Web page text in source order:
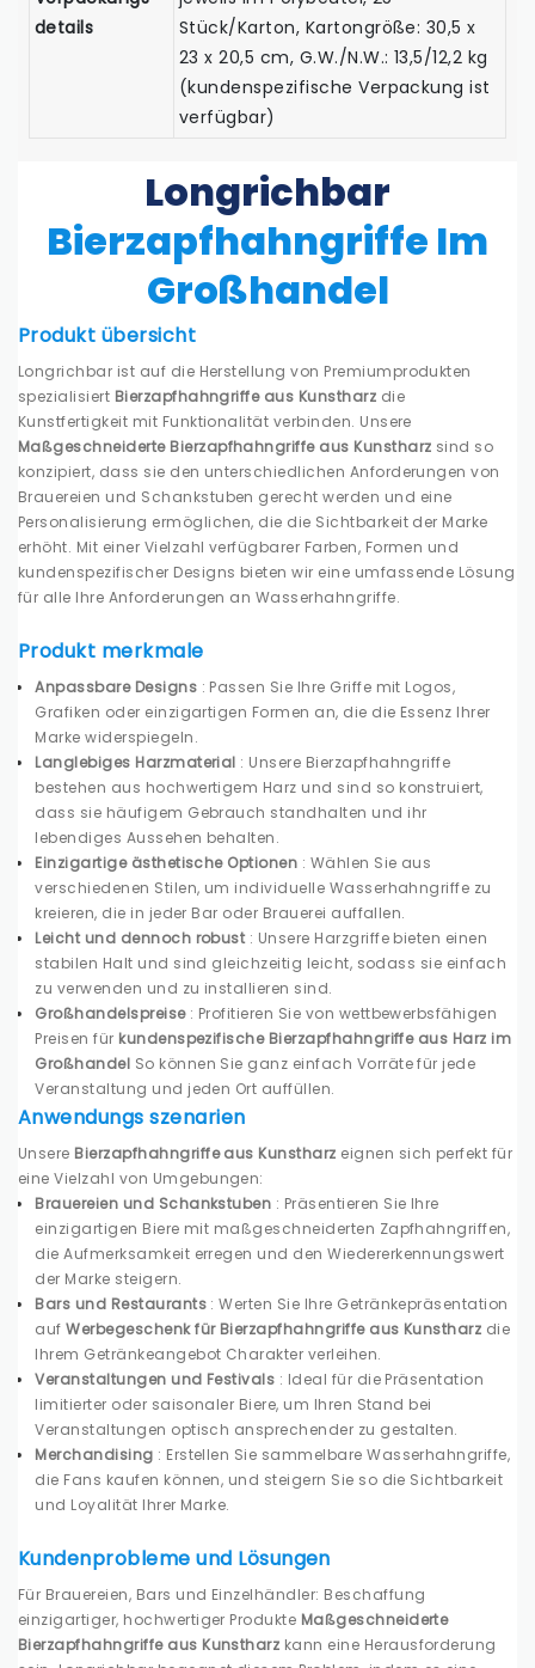
details
Stück/Karton, Kartongröße: 30,5 x
23 x 20,5 cm, G.W./N.W.: 13,5/12,2 kg
(kundenspezifische Verpackung ist
verfügbar)
Longrichbar
Bierzapfhahngriffe Im
Großhandel
Produkt übersicht
Longrichbar ist auf die Herstellung von Premiumprodukten
spezialisiert Bierzapfhahngriffe aus Kunstharz die
Kunstfertigkeit mit Funktionalität verbinden. Unsere
Maßgeschneiderte Bierzapfhahngriffe aus Kunstharz sind so
konzipiert, dass sie den unterschiedlichen Anforderungen von
Brauereien und Schankstuben gerecht werden und eine
Personalisierung ermöglichen, die die Sichtbarkeit der Marke
erhöht. Mit einer Vielzahl verfügbarer Farben, Formen und
kundenspezifischer Designs bieten wir eine umfassende Lösung
für alle Ihre Anforderungen an Wasserhahngriffe.
Produkt merkmale
Anpassbare Designs : Passen Sie Ihre Griffe mit Logos,
Grafiken oder einzigartigen Formen an, die die Essenz Ihrer
Marke widerspiegeln.
Langlebiges Harzmaterial : Unsere Bierzapfhahngriffe
bestehen aus hochwertigem Harz und sind so konstruiert,
dass sie häufigem Gebrauch standhalten und ihr
lebendiges Aussehen behalten.
Einzigartige ästhetische Optionen : Wählen Sie aus
verschiedenen Stilen, um individuelle Wasserhahngriffe zu
kreieren, die in jeder Bar oder Brauerei auffallen.
Leicht und dennoch robust : Unsere Harzgriffe bieten einen
stabilen Halt und sind gleichzeitig leicht, sodass sie einfach
zu verwenden und zu installieren sind.
Großhandelspreise : Profitieren Sie von wettbewerbsfähigen
Preisen für kundenspezifische Bierzapfhahngriffe aus Harz im
Großhandel So können Sie ganz einfach Vorräte für jede
Veranstaltung und jeden Ort auffüllen.
Anwendungs szenarien
Unsere Bierzapfhahngriffe aus Kunstharz eignen sich perfekt für
eine Vielzahl von Umgebungen:
Brauereien und Schankstuben : Präsentieren Sie Ihre
einzigartigen Biere mit maßgeschneiderten Zapfhahngriffen,
die Aufmerksamkeit erregen und den Wiedererkennungswert
der Marke steigern.
Bars und Restaurants : Werten Sie Ihre Getränkepräsentation
aufWerbegeschenk für Bierzapfhahngriffe aus Kunstharz die
Ihrem Getränkeangebot Charakter verleihen.
Veranstaltungen und Festivals : Ideal für die Präsentation
limitierter oder saisonaler Biere, um Ihren Stand bei
Veranstaltungen optisch ansprechender zu gestalten.
Merchandising : Erstellen Sie sammelbare Wasserhahngriffe,
die Fans kaufen können, und steigern Sie so die Sichtbarkeit
und Loyalität Ihrer Marke.
Kundenprobleme und Lösungen
Für Brauereien, Bars und Einzelhändler: Beschaffung
einzigartiger, hochwertiger Produkte Maßgeschneiderte
Bierzapfhahngriffe aus Kunstharz kann eine Herausforderung